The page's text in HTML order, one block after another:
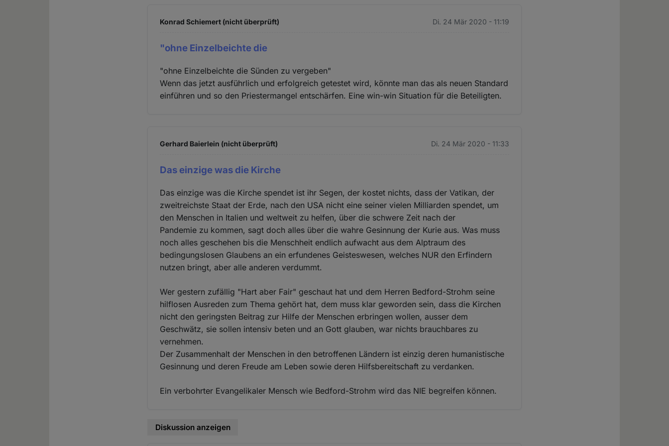
Konrad Schiemert (nicht überprüft) Di. 24 Mär 2020 - 11:19
"ohne Einzelbeichte die
"ohne Einzelbeichte die Sünden zu vergeben"
Wenn das jetzt ausführlich und erfolgreich getestet wird, könnte man das als neuen Standard
einführen und so den Priestermangel entschärfen. Eine win-win Situation für die Beteiligten.
Gerhard Baierlein (nicht überprüft) Di. 24 Mär 2020 - 11:33
Das einzige was die Kirche
Das einzige was die Kirche spendet ist ihr Segen, der kostet nichts, dass der Vatikan, der
zweitreichste Staat der Erde, nach den USA nicht eine seiner vielen Milliarden spendet, um
den Menschen in Italien und weltweit zu helfen, über die schwere Zeit nach der
Pandemie zu kommen, sagt doch alles über die wahre Gesinnung der Kurie aus. Was muss
noch alles geschehen bis die Menschheit endlich aufwacht aus dem Alptraum des
bedingungslosen Glaubens an ein erfundenes Geisteswesen, welches NUR den Erfindern
nutzen bringt, aber alle anderen verdummt.
Wer gestern zufällig "Hart aber Fair" geschaut hat und dem Herren Bedford-Strohm seine
hilflosen Ausreden zum Thema gehört hat, dem muss klar geworden sein, dass die Kirchen
nicht den geringsten Beitrag zur Hilfe der Menschen erbringen wollen, ausser dem
Geschwätz, sie sollen intensiv beten und an Gott glauben, war nichts brauchbares zu
vernehmen.
Der Zusammenhalt der Menschen in den betroffenen Ländern ist einzig deren humanistische
Gesinnung und deren Freude am Leben sowie deren Hilfsbereitschaft zu verdanken.
Ein verbohrter Evangelikaler Mensch wie Bedford-Strohm wird das NIE begreifen können.
Diskussion anzeigen